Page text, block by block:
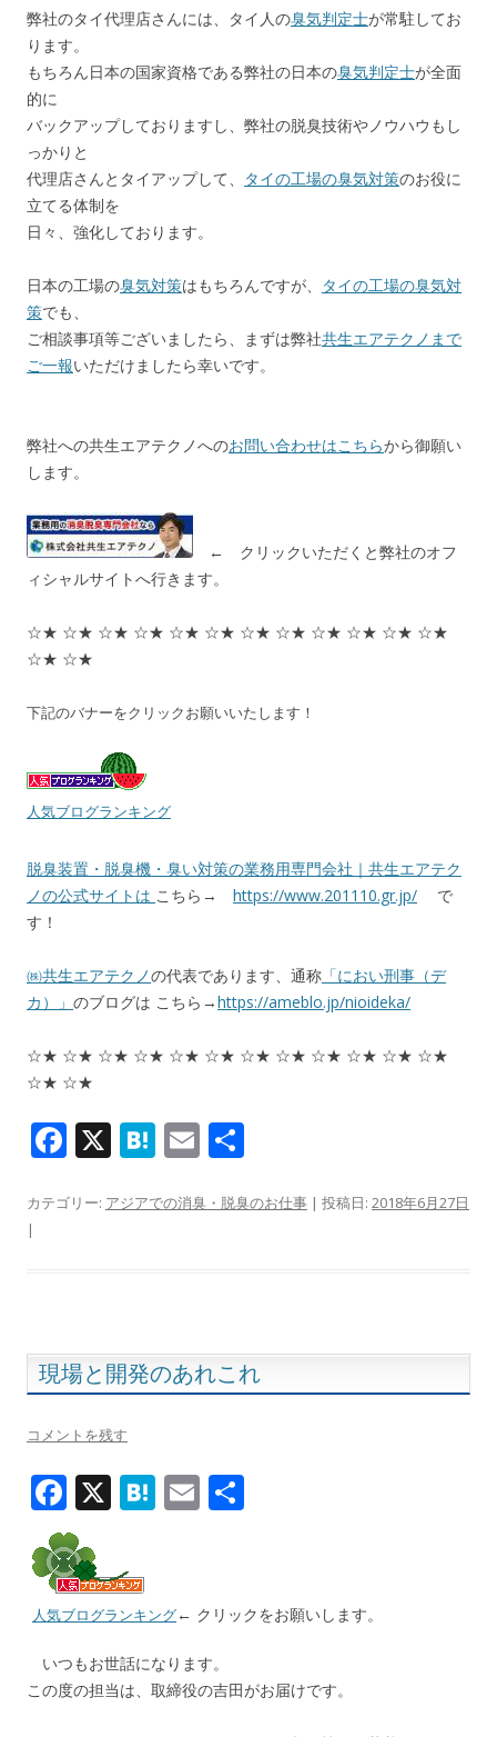
弊社のタイ代理店さんには、タイ人の臭気判定士が常駐してお
ります。
もちろん日本の国家資格である弊社の日本の臭気判定士が全面
的に
バックアップしておりますし、弊社の脱臭技術やノウハウもし
っかりと
代理店さんとタイアップして、
タイの工場の臭気対策のお役に
立てる体制を
日々、強化しております。
日本の工場の臭気対策はもちろんですが、
タイの工場の臭気対
策でも、
ご相談事項等ございましたら、まずは弊社共生エアテクノまで
ご一報いただけましたら幸いです。
弊社への共生エアテクノへのお問い合わせはこちらから御願い
します。
← クリックいただくと弊社のオフ
ィシャルサイトへ行きます。
☆★ ☆★ ☆★ ☆★ ☆★ ☆★ ☆★ ☆★ ☆★ ☆★ ☆★ ☆★
☆★ ☆★
下記のバナーをクリックお願いいたします！
人気ブログランキング
脱臭装置・脱臭機・臭い対策の業務用専門会社｜共生エアテク
ノの公式サイトは こちら→ https://www.201110.gr.jp/ で
す！
㈱共生エアテクノの代表であります、通称 「におい刑事（デ
カ）」 のブログは こちら→https://ameblo.jp/nioideka/
☆★ ☆★ ☆★ ☆★ ☆★ ☆★ ☆★ ☆★ ☆★ ☆★ ☆★ ☆★
☆★ ☆★
F
e
k
X H
e
E
ai
カテゴリー: アジアでの消臭・脱臭のお仕事 | 投稿日: 2018年6月27日
|
現場と開発のあれこれ
コメントを残す
F
ac
e
b
o
o
k
X H
n
a
E
l
人気ブログランキング← クリックをお願いします。
いつもお世話になります。
この度の担当は、取締役の吉田がお届けです。